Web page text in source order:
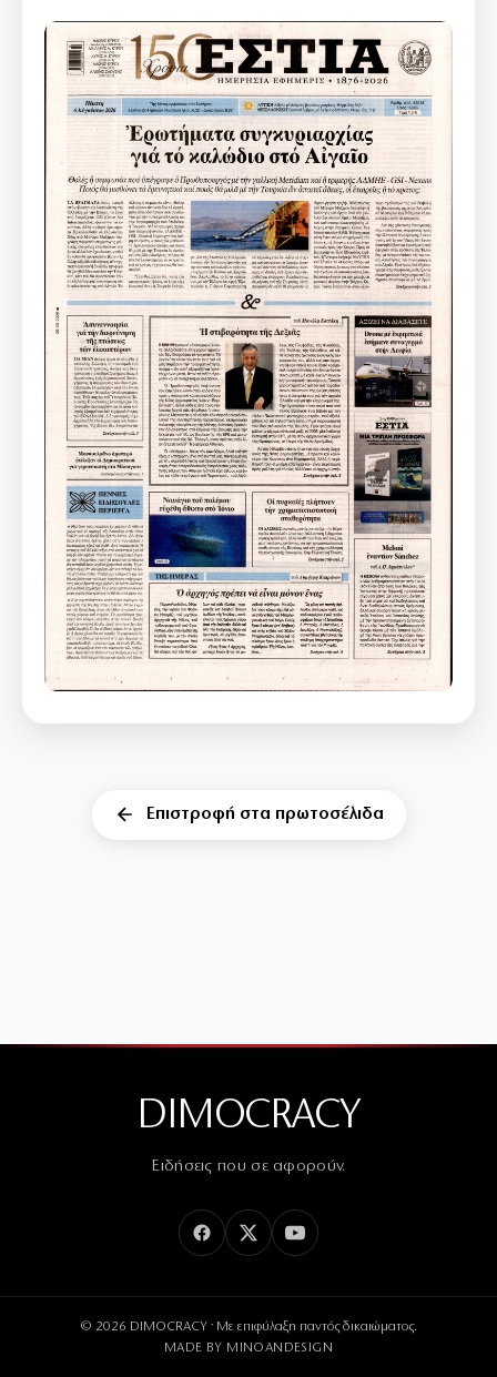
Επιστροφή στα πρωτοσέλιδα
DIMOCRACY
Ειδήσεις που σε αφορούν.
© 2026 DIMOCRACY · Με επιφύλαξη παντός δικαιώματος.
MADE BY MINOANDESIGN